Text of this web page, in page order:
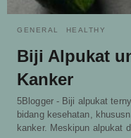
GENERAL HEALTHY
Biji Alpukat
Kanker
5Blogger - Biji alpukat
bidang kesehatan,
kanker. Meskipun alpukat